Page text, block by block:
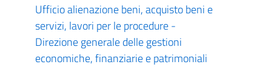
Ufficio alienazione beni, acquisto beni e
servizi, lavori per le procedure -
Direzione generale delle gestioni
economiche, finanziarie e patrimoniali